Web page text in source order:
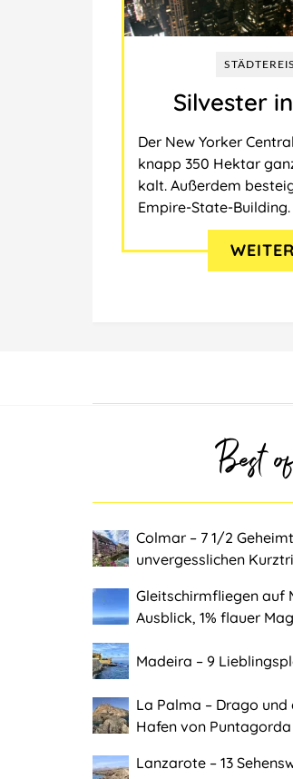
Silvester
Der New Yorker
knapp 350 Hektar
kalt. Außerdem
Empire-State-Building.
Best
Colmar ‒ 7 1/2
unvergesslichen
Gleitschirmfliegen auf
Ausblick, 1% flauer
Madeira ‒ 9
La Palma ‒ Drago und
Hafen von Puntagorda
Lanzarote ‒ 13